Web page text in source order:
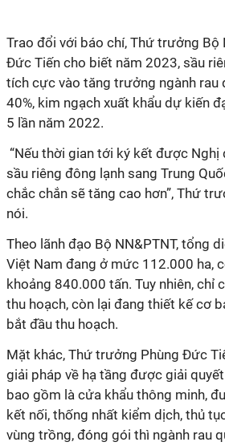
Trao đổi với báo chí, Thứ trưởng Bộ
Đức Tiến cho biết năm 2023, sầu
tích cực vào tăng trưởng ngành rau
40%, kim ngạch xuất khẩu dự kiến
5 lần năm 2022.
“Nếu thời gian tới ký kết được Nghị
sầu riêng đông lạnh sang Trung
chắc chắn sẽ tăng cao hơn”, Thứ
nói.
Theo lãnh đạo Bộ NN&PTNT, tổng
Việt Nam đang ở mức 112.000 ha,
khoảng 840.000 tấn. Tuy nhiên, chỉ
thu hoạch, còn lại đang thiết kế cơ
bắt đầu thu hoạch.
Mặt khác, Thứ trưởng Phùng Đức
giải pháp về hạ tầng được giải
bao gồm là cửa khẩu thông minh,
kết nối, thống nhất kiểm dịch, thủ
vùng trồng, đóng gói thì ngành rau